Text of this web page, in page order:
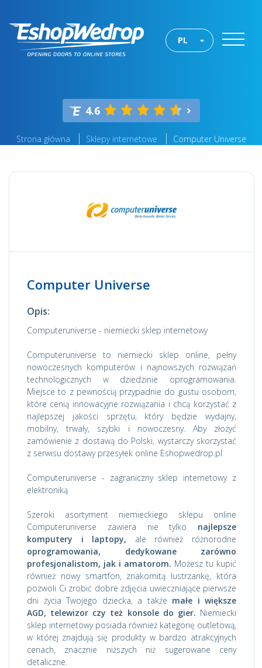
PL
4.6
Strona główna Sklepy internetowe Computer Universe
Computer Universe
Opis:
Computeruniverse - niemiecki sklep internetowy
Computeruniverse to niemiecki sklep online, pełny
nowoczesnych komputerów i najnowszych rozwiązań
technologicznych w dziedzinie oprogramowania.
Miejsce to z pewnością przypadnie do gustu osobom,
które cenią innowacyjne rozwiązania i chcą korzystać z
najlepszej jakości sprzętu, który będzie wydajny,
mobilny, trwały, szybki i nowoczesny. Aby złożyć
zamówienie z dostawą do Polski, wystarczy skorzystać
z serwisu dostawy przesyłek online Eshopwedrop.pl
Computeruniverse - zagraniczny sklep internetowy z
elektroniką
Szeroki asortyment niemieckiego sklepu online
Computeruniverse zawiera nie tylko najlepsze
komputery i laptopy, ale również różnorodne
oprogramowania, dedykowane zarówno
profesjonalistom, jak i amatorom. Możesz tu kupić
również nowy smartfon, znakomitą lustrzankę, która
pozwoli Ci zrobić dobre zdjęcia uwieczniające pierwsze
dni życia Twojego dziecka, a także małe i większe
AGD, telewizor czy też konsole do gier. Niemiecki
sklep internetowy posiada również kategorię outletową,
w której znajdują się produkty w bardzo atrakcyjnych
cenach, znacznie niższych niż sugerowane ceny
detaliczne.